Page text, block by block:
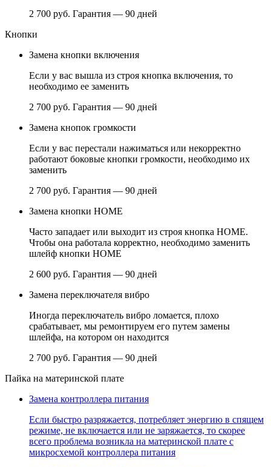
2 700 руб. Гарантия — 90 дней
Кнопки
Замена кнопки включения
Если у вас вышла из строя кнопка включения, то
необходимо ее заменить
2 700 руб. Гарантия — 90 дней
Замена кнопок громкости
Если у вас перестали нажиматься или некорректно
работают боковые кнопки громкости, необходимо их
заменить
2 700 руб. Гарантия — 90 дней
Замена кнопки НОМЕ
Часто западает или выходит из строя кнопка HOME.
Чтобы она работала корректно, необходимо заменить
шлейф кнопки HOME
2 600 руб. Гарантия — 90 дней
Замена переключателя вибро
Иногда переключатель вибро ломается, плохо
срабатывает, мы ремонтируем его путем замены
шлейфа, на котором он находится
2 700 руб. Гарантия — 90 дней
Пайка на материнской плате
Замена контроллера питания
Если быстро разряжается, потребляет энергию в спящем
режиме, не включается или не заряжается, то скорее
всего проблема возникла на материнской плате с
микросхемой контроллера питания